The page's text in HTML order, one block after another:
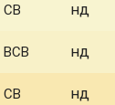
СВ нд
ВСВ нд
СВ нд